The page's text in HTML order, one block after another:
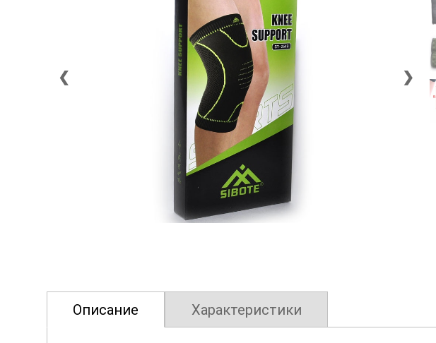
❮ ❯
Описание Характеристики